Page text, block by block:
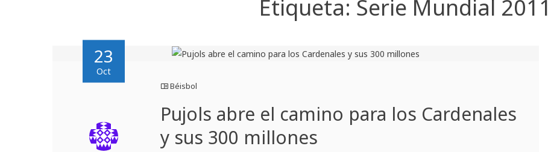
Etiqueta: Serie Mundial 2011
23
Oct
Béisbol
Pujols abre el camino para los Cardenales
y sus 300 millones